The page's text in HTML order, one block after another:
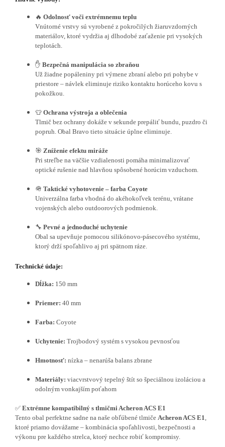
🔥 Odolnosť voči extrémnemu teplu
Vnútorné vrstvy sú vyrobené z pokročilých žiaruvzdorných
materiálov, ktoré vydržia aj dlhodobé zaťaženie pri vysokých
teplotách.
✋ Bezpečná manipulácia so zbraňou
Už žiadne popáleniny pri výmene zbraní alebo pri pohybe v
priestore – návlek eliminuje riziko kontaktu horúceho kovu s
pokožkou.
👕Ochrana výstroja a oblečenia
Tlmič bez ochrany dokáže v sekunde prepáliť bundu, puzdro či
popruh. Obal Bravo tieto situácie úplne eliminuje.
🎯 Zníženie efektu miráže
Pri streľbe na väčšie vzdialenosti pomáha minimalizovať
optické rušenie nad hlavňou spôsobené horúcim vzduchom.
🪖 Taktické vyhotovenie – farba Coyote
Univerzálna farba vhodná do akéhokoľvek terénu, vrátane
vojenských alebo outdoorových podmienok.
🔧 Pevné a jednoduché uchytenie
Obal sa upevňuje pomocou silikónovo-pásecového systému,
ktorý drží spoľahlivo aj pri spätnom ráze.
Technické údaje:
Dĺžka: 150 mm
Priemer: 40 mm
Farba: Coyote
Uchytenie: Trojbodový systém s vysokou pevnosťou
Hmotnosť: nízka – nenarúša balans zbrane
Materiály: viacvrstvový tepelný štít so špeciálnou izoláciou a
odolným vonkajším poťahom
✅ Extrémne kompatibilný s tlmičmi Acheron ACS E1
Tento obal perfektne sadne na naše obľúbené tlmiče Acheron ACS E1
ktoré priamo dovážame – kombinácia spoľahlivosti, bezpečnosti a
výkonu pre každého strelca, ktorý nechce robiť kompromisy.